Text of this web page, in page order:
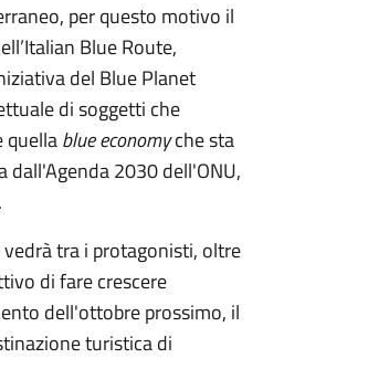
per questo motivo il
Blue Route,
del Blue Planet
di soggetti che
quellablue economyche sta
dall'Agenda 2030 dell'ONU,
tra i protagonisti, oltre
di fare crescere
dell'ottobre prossimo, il
turistica di